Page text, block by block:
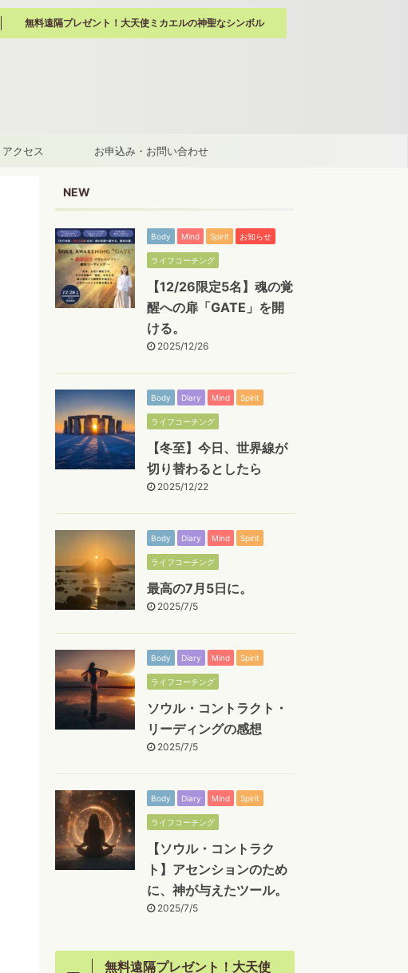
無料遠隔プレゼント！大天使ミカエルの神聖なシンボル
アクセス お申込み・お問い合わせ
NEW
Body Mind Spirit お知らせ
ライフコーチング
【12/26限定5名】魂の覚
醒への扉「GATE」を開
ける。
2025/12/26
Body Diary Mind Spirit
ライフコーチング
【冬至】今日、世界線が
切り替わるとしたら
2025/12/22
Body Diary Mind Spirit
ライフコーチング
最高の7月5日に。
2025/7/5
Body Diary Mind Spirit
ライフコーチング
ソウル・コントラクト・
リーディングの感想
2025/7/5
Body Diary Mind Spirit
ライフコーチング
【ソウル・コントラク
ト】アセンションのため
に、神が与えたツール。
2025/7/5
無料遠隔プレゼント！大天使